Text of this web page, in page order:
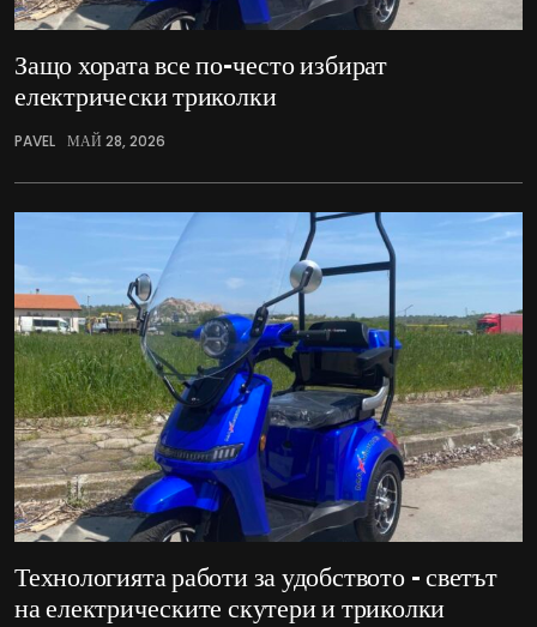
Защо хората все по-често избират
електрически триколки
PAVEL МАЙ 28, 2026
Технологията работи за удобството – светът
на електрическите скутери и триколки